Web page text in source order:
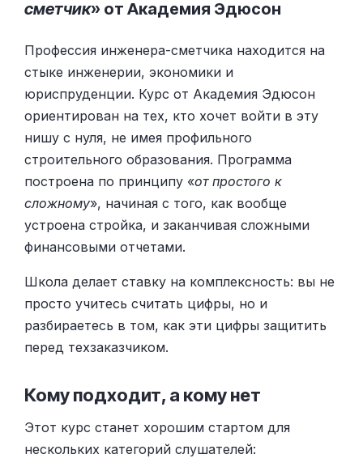
сметчик» от Академия Эдюсон
Профессия инженера-сметчика находится на
стыке инженерии, экономики и
юриспруденции. Курс от Академия Эдюсон
ориентирован на тех, кто хочет войти в эту
нишу с нуля, не имея профильного
строительного образования. Программа
построена по принципу «от простого к
сложному», начиная с того, как вообще
устроена стройка, и заканчивая сложными
финансовыми отчетами.
Школа делает ставку на комплексность: вы не
просто учитесь считать цифры, но и
разбираетесь в том, как эти цифры защитить
перед техзаказчиком.
Кому подходит, а кому нет
Этот курс станет хорошим стартом для
нескольких категорий слушателей: